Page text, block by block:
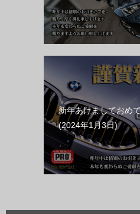
新年あけましておめ
2024年1月3日